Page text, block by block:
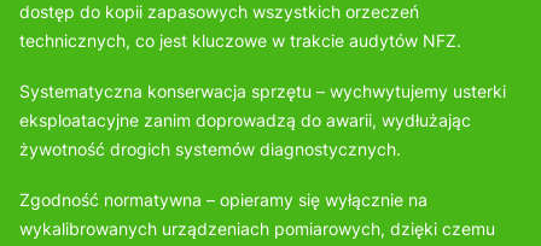
dostęp do kopii zapasowych wszystkich orzeczeń
technicznych, co jest kluczowe w trakcie audytów NFZ.
Systematyczna konserwacja sprzętu – wychwytujemy usterki
eksploatacyjne zanim doprowadzą do awarii, wydłużając
żywotność drogich systemów diagnostycznych.
Zgodność normatywna – opieramy się wyłącznie na
wykalibrowanych urządzeniach pomiarowych, dzięki czemu